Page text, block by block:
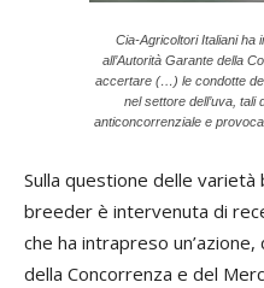
Cia-Agricoltori Italiani ha
all’Autorità Garante della
accertare (…) le condotte
nel settore dell’uva, tali
anticoncorrenziale e
Sulla questione delle
breeder è intervenuta di
che ha intrapreso un’azione,
della Concorrenza e del